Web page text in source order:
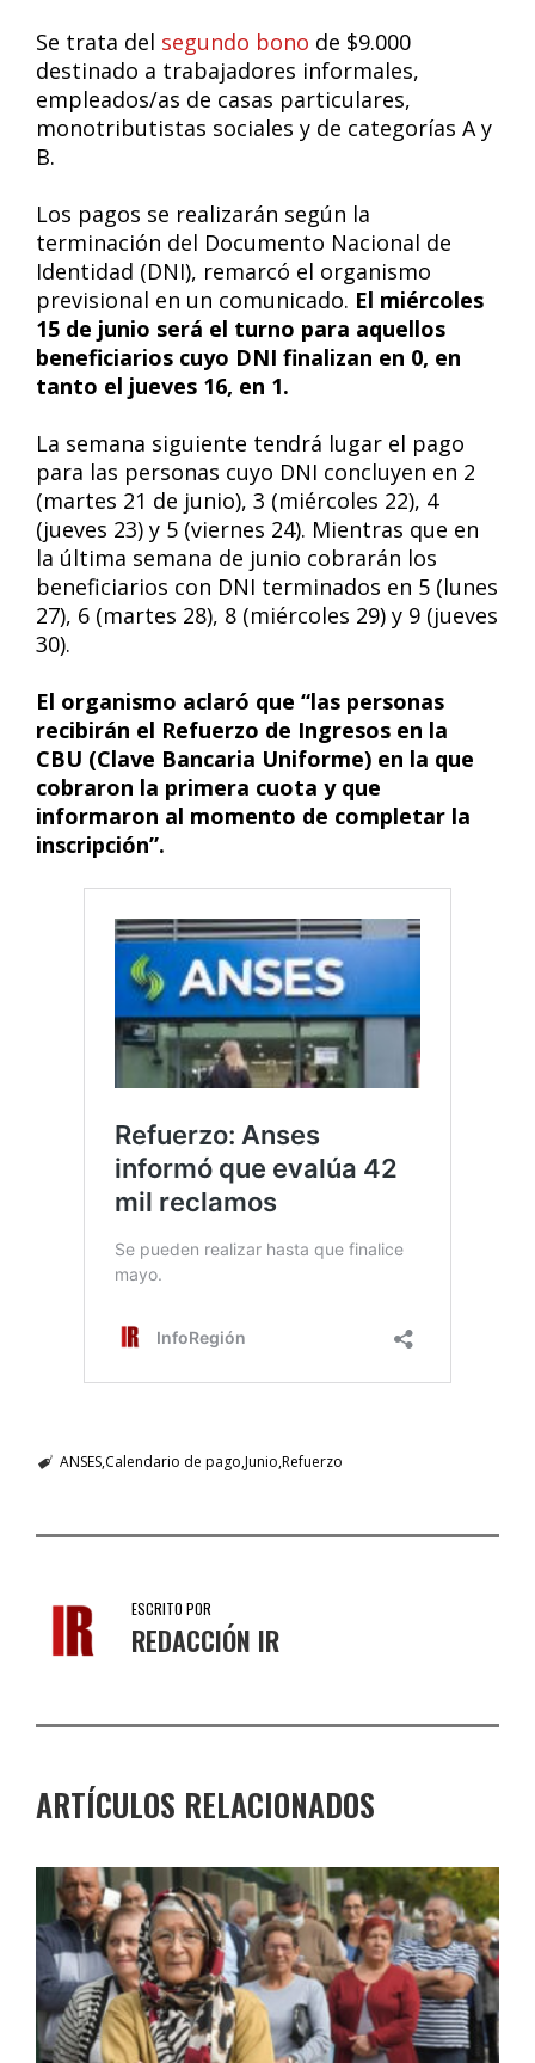
Se trata del segundo bono de $9.000
destinado a trabajadores informales,
empleados/as de casas particulares,
monotributistas sociales y de categorías A y
B.
Los pagos se realizarán según la
terminación del Documento Nacional de
Identidad (DNI), remarcó el organismo
previsional en un comunicado. El miércoles
15 de junio será el turno para aquellos
beneficiarios cuyo DNI finalizan en 0, en
tanto el jueves 16, en 1.
La semana siguiente tendrá lugar el pago
para las personas cuyo DNI concluyen en 2
(martes 21 de junio), 3 (miércoles 22), 4
(jueves 23) y 5 (viernes 24). Mientras que en
la última semana de junio cobrarán los
beneficiarios con DNI terminados en 5 (lunes
27), 6 (martes 28), 8 (miércoles 29) y 9 (jueves
30).
El organismo aclaró que “las personas
recibirán el Refuerzo de Ingresos en la
CBU (Clave Bancaria Uniforme) en la que
cobraron la primera cuota y que
informaron al momento de completar la
inscripción”.
ANSESCalendario de pago Junio Refuerzo
ESCRITO POR
REDACCIÓN IR
ARTÍCULOS RELACIONADOS